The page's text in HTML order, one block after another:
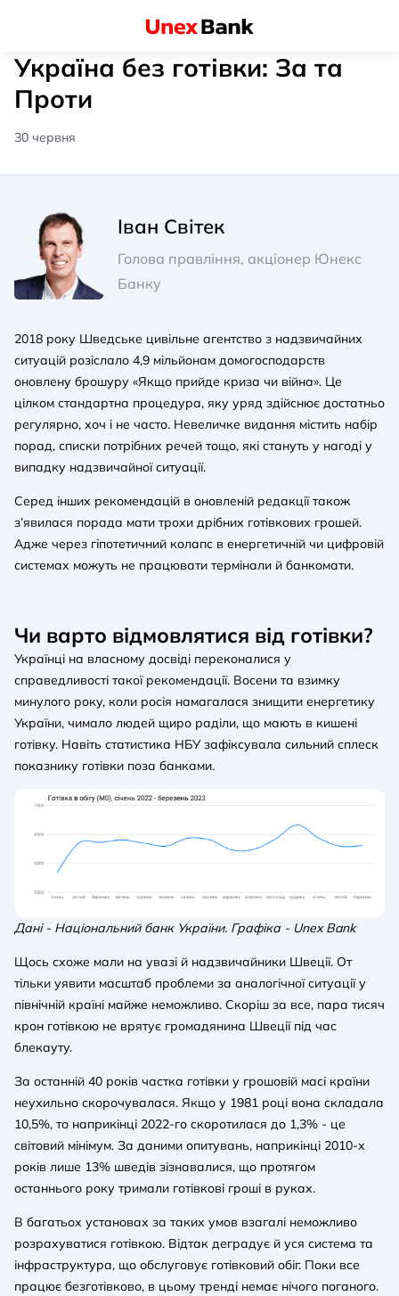
Україна без готівки: За та
Проти
30 червня
Іван Світек
Голова правління, акціонер Юнекс
Банку
2018 року Шведське цивільне агентство з надзвичайних
ситуацій розіслало 4,9 мільйонам домогосподарств
оновлену брошуру «Якщо прийде криза чи війна». Це
цілком стандартна процедура, яку уряд здійснює достатньо
регулярно, хоч і не часто. Невеличке видання містить набір
порад, списки потрібних речей тощо, які стануть у нагоді у
випадку надзвичайної ситуації.
Серед інших рекомендацій в оновленій редакції також
з’явилася порада мати трохи дрібних готівкових грошей.
Адже через гіпотетичний колапс в енергетичній чи цифровій
системах можуть не працювати термінали й банкомати.
Чи варто відмовлятися від готівки?
Українці на власному досвіді переконалися у
справедливості такої рекомендації. Восени та взимку
минулого року, коли росія намагалася знищити енергетику
України, чимало людей щиро раділи, що мають в кишені
готівку. Навіть статистика НБУ зафіксувала сильний сплеск
показнику готівки поза банками.
Дані - Національний банк України. Графіка - Unex Bank
Щось схоже мали на увазі й надзвичайники Швеції. От
тільки уявити масштаб проблеми за аналогічної ситуації у
північній країні майже неможливо. Скоріш за все, пара тисяч
крон готівкою не врятує громадянина Швеції під час
блекауту.
За останній 40 років частка готівки у грошовій масі країни
неухильно скорочувалася. Якщо у 1981 році вона складала
10,5%, то наприкінці 2022-го скоротилася до 1,3% - це
світовий мінімум. За даними опитувань, наприкінці 2010-х
років лише 13% шведів зізнавалися, що протягом
останнього року тримали готівкові гроші в руках.
В багатьох установах за таких умов взагалі неможливо
розрахуватися готівкою. Відтак деградує й уся система та
інфраструктура, що обслуговує готівковий обіг. Поки все
працює безготівково, в цьому тренді немає нічого поганого.